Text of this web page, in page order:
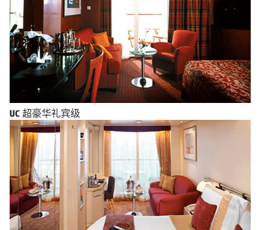
UC 超豪华礼宾级